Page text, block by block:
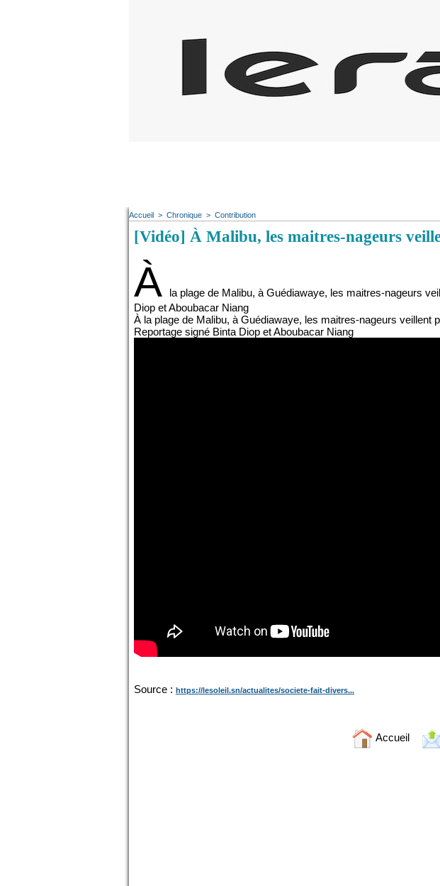
Accueil > Chronique > Contribution
[Vidéo] À Malibu, les maitres-nageurs
À
la plage de Malibu, à Guédiawaye, les maitres-nageurs
Diop et Aboubacar Niang
À la plage de Malibu, à Guédiawaye, les maitres-nageurs veillent
Reportage signé Binta Diop et Aboubacar Niang
Source : https://lesoleil.sn/actualites/societe-fait-divers...
Accueil